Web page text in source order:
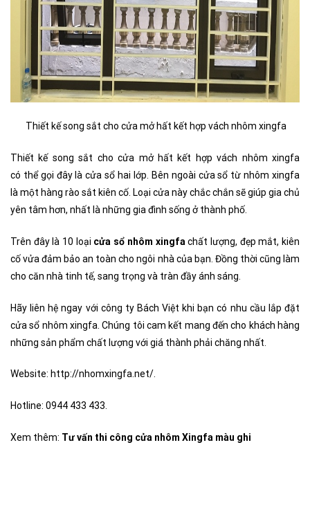
​Thiết kế song sắt cho cửa mở hất kết hợp vách nhôm xingfa
Thiết kế song sắt cho cửa mở hất kết hợp vách nhôm xingfa
có thể gọi đây là cửa sổ hai lớp. Bên ngoài cửa sổ từ nhôm xingfa
là một hàng rào sắt kiên cố. Loại cửa này chắc chắn sẽ giúp gia chủ
yên tâm hơn, nhất là những gia đình sống ở thành phố.
Trên đây là 10 loại cửa sổ nhôm xingfa chất lượng, đẹp mắt, kiên
cố vửa đảm bảo an toàn cho ngôi nhà của bạn. Đồng thời cũng làm
cho căn nhà tinh tế, sang trọng và tràn đầy ánh sáng.
Hãy liên hệ ngay với công ty Bách Việt khi bạn có nhu cầu lắp đặt
cửa sổ nhôm xingfa. Chúng tôi cam kết mang đến cho khách hàng
những sản phẩm chất lượng với giá thành phải chăng nhất.
Website: http://nhomxingfa.net/.
Hotline: 0944 433 433.
Xem thêm: Tư vấn thi công cửa nhôm Xingfa màu ghi